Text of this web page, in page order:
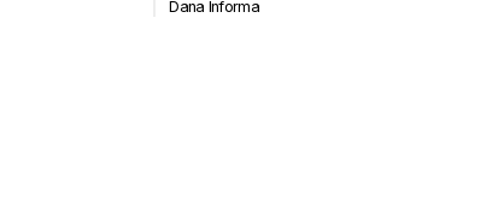
Dana Informa